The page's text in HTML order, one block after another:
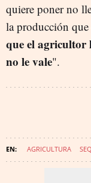
quiere poner no
la producción que
que el agricultor
no le vale".
AGRICULTURA